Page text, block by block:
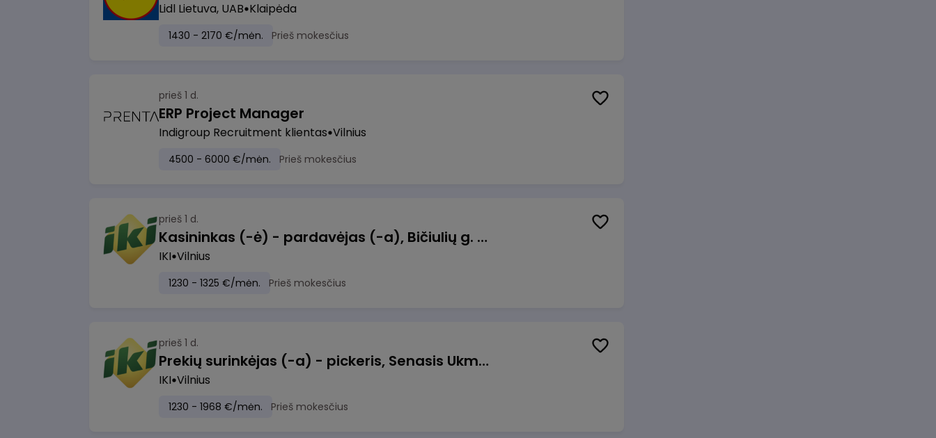
Lidl Lietuva, UAB Klaipėda
1430 - 2170 €/mėn. Prieš mokesčius
prieš 1 d.
ERP Project Manager
Indigroup Recruitment klientas Vilnius
4500 - 6000 €/mėn. Prieš mokesčius
prieš 1 d.
Kasininkas (-ė) - pardavėjas (-a), Bičiulių g. 36, Bukiškis, Vilnius
IKI Vilnius
1230 - 1325 €/mėn. Prieš mokesčius
prieš 1 d.
Prekių surinkėjas (-a) - pickeris, Senasis Ukmergės kelias 8, Avižieniai
IKI Vilnius
1230 - 1968 €/mėn. Prieš mokesčius